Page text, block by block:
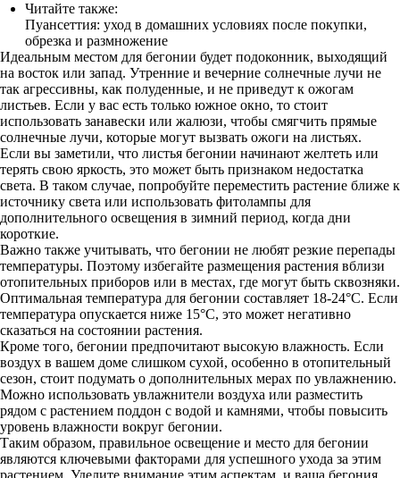
Читайте также:
Пуансеттия: уход в домашних условиях после покупки,
обрезка и размножение
Идеальным местом для бегонии будет подоконник, выходящий
на восток или запад. Утренние и вечерние солнечные лучи не
так агрессивны, как полуденные, и не приведут к ожогам
листьев. Если у вас есть только южное окно, то стоит
использовать занавески или жалюзи, чтобы смягчить прямые
солнечные лучи, которые могут вызвать ожоги на листьях.
Если вы заметили, что листья бегонии начинают желтеть или
терять свою яркость, это может быть признаком недостатка
света. В таком случае, попробуйте переместить растение ближе к
источнику света или использовать фитолампы для
дополнительного освещения в зимний период, когда дни
короткие.
Важно также учитывать, что бегонии не любят резкие перепады
температуры. Поэтому избегайте размещения растения вблизи
отопительных приборов или в местах, где могут быть сквозняки.
Оптимальная температура для бегонии составляет 18-24°C. Если
температура опускается ниже 15°C, это может негативно
сказаться на состоянии растения.
Кроме того, бегонии предпочитают высокую влажность. Если
воздух в вашем доме слишком сухой, особенно в отопительный
сезон, стоит подумать о дополнительных мерах по увлажнению.
Можно использовать увлажнители воздуха или разместить
рядом с растением поддон с водой и камнями, чтобы повысить
уровень влажности вокруг бегонии.
Таким образом, правильное освещение и место для бегонии
являются ключевыми факторами для успешного ухода за этим
растением. Уделите внимание этим аспектам, и ваша бегония